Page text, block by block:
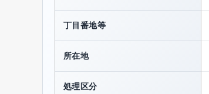
丁目番地等
所在地
処理区分